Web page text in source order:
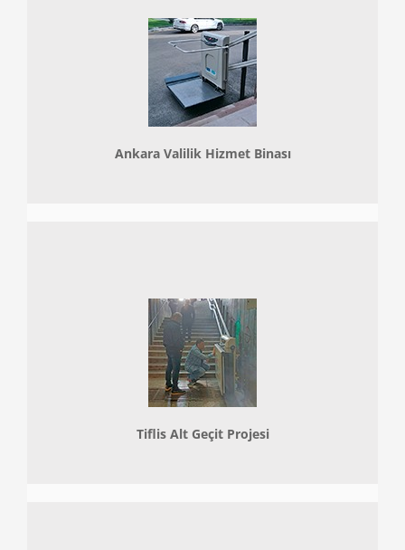
Ankara Valilik Hizmet Binası
Tiflis Alt Geçit Projesi